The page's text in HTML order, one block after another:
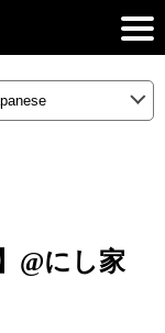
@にし家